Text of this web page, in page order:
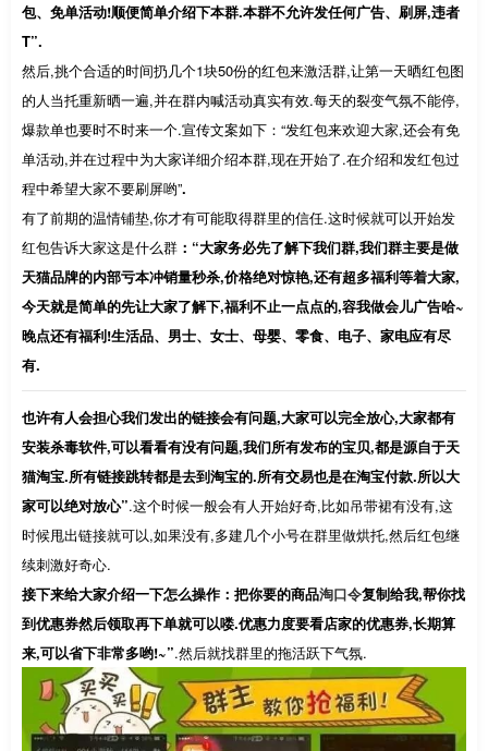
包、免单活动!顺便简单介绍下本群.本群不允许发任何广告、刷屏,违者
T”.
然后,挑个合适的时间扔几个1块50份的红包来激活群,让第一天晒红包图
的人当托重新晒一遍,并在群内喊活动真实有效.每天的裂变气氛不能停,
爆款单也要时不时来一个.宣传文案如下：“发红包来欢迎大家,还会有免
单活动,并在过程中为大家详细介绍本群,现在开始了.在介绍和发红包过
程中希望大家不要刷屏哟”.
有了前期的温情铺垫,你才有可能取得群里的信任.这时候就可以开始发
红包告诉大家这是什么群 ：“大家务必先了解下我们群,我们群主要是做
天猫品牌的内部亏本冲销量秒杀,价格绝对惊艳,还有超多福利等着大家,
今天就是简单的先让大家了解下,福利不止一点点的,容我做会儿广告哈~
晚点还有福利!生活品、男士、女士、母婴、零食、电子、家电应有尽
有.
也许有人会担心我们发出的链接会有问题,大家可以完全放心,大家都有
安装杀毒软件,可以看看有没有问题,我们所有发布的宝贝,都是源自于天
猫淘宝.所有链接跳转都是去到淘宝的.所有交易也是在淘宝付款.所以大
家可以绝对放心”.这个时候一般会有人开始好奇,比如吊带裙有没有,这
时候甩出链接就可以,如果没有,多建几个小号在群里做烘托,然后红包继
续刺激好奇心.
接下来给大家介绍一下怎么操作：把你要的商品淘口令复制给我,帮你找
到优惠券然后领取再下单就可以喽.优惠力度要看店家的优惠券,长期算
来,可以省下非常多哟!~”.然后就找群里的拖活跃下气氛.